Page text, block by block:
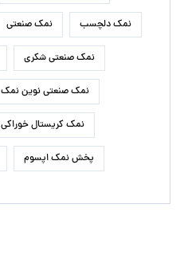
نمک دلچسب نمک صنعتی
نمک صنعتی شکری
نمک صنعتی نوین نمک
نمک کریستال خوراکی
پخش نمک اپسوم